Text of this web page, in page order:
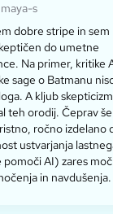
s
dobre stripe in sem
do umetne
Na primer, kritike
sage o Batmanu
A kljub
teh orodij. Čeprav
ročno izdelano
ustvarjanja
pomoči AI) zares moč
in navdušenja.